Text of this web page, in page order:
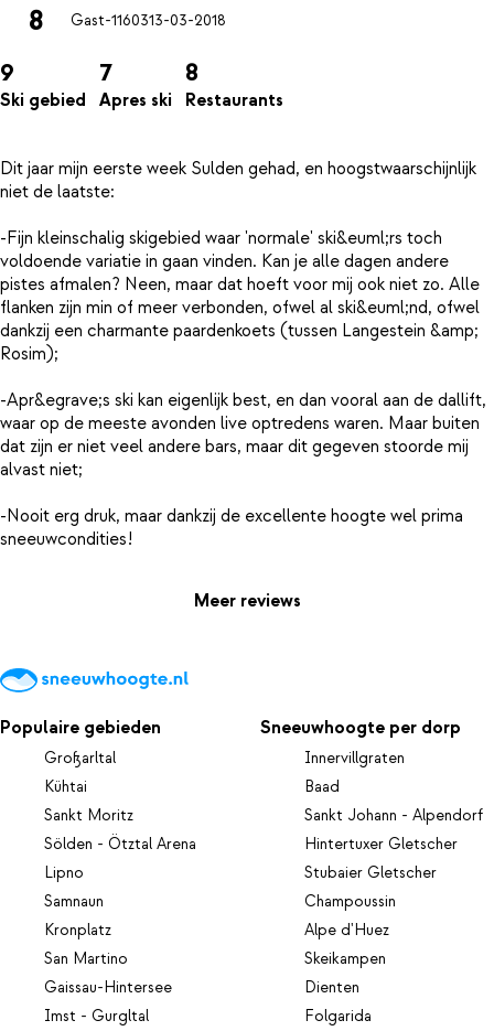
8 Gast-1160313-03-2018
9
Ski gebied
7
Apres ski
8
Restaurants
Dit jaar mijn eerste week Sulden gehad, en hoogstwaarschijnlijk
niet de laatste:
-Fijn kleinschalig skigebied waar 'normale' ski&euml;rs toch
voldoende variatie in gaan vinden. Kan je alle dagen andere
pistes afmalen? Neen, maar dat hoeft voor mij ook niet zo. Alle
flanken zijn min of meer verbonden, ofwel al ski&euml;nd, ofwel
dankzij een charmante paardenkoets (tussen Langestein &amp;
Rosim);
-Apr&egrave;s ski kan eigenlijk best, en dan vooral aan de dallift,
waar op de meeste avonden live optredens waren. Maar buiten
dat zijn er niet veel andere bars, maar dit gegeven stoorde mij
alvast niet;
-Nooit erg druk, maar dankzij de excellente hoogte wel prima
Meer reviews
Populaire gebieden
Großarltal
Kühtai
Sankt Moritz
Sölden - Ötztal Arena
Lipno
Samnaun
Kronplatz
San Martino
Gaissau-Hintersee
Imst - Gurgltal
Sneeuwhoogte per dorp
Innervillgraten
Baad
Sankt Johann - Alpendorf
Hintertuxer Gletscher
Stubaier Gletscher
Champoussin
Alpe d'Huez
Skeikampen
Dienten
Folgarida